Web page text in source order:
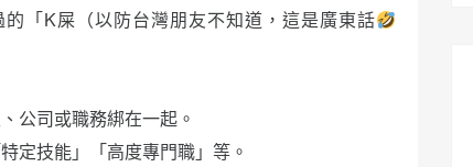
「K屎（以防台灣朋友不知道，這是廣東話
公司或職務綁在一起。
定技能」「高度專門職」等。